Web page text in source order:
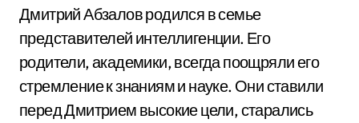
Дмитрий Абзалов родился в семье
представителей интеллигенции. Его
родители, академики, всегда поощряли его
стремление к знаниям и науке. Они ставили
перед Дмитрием высокие цели, старались